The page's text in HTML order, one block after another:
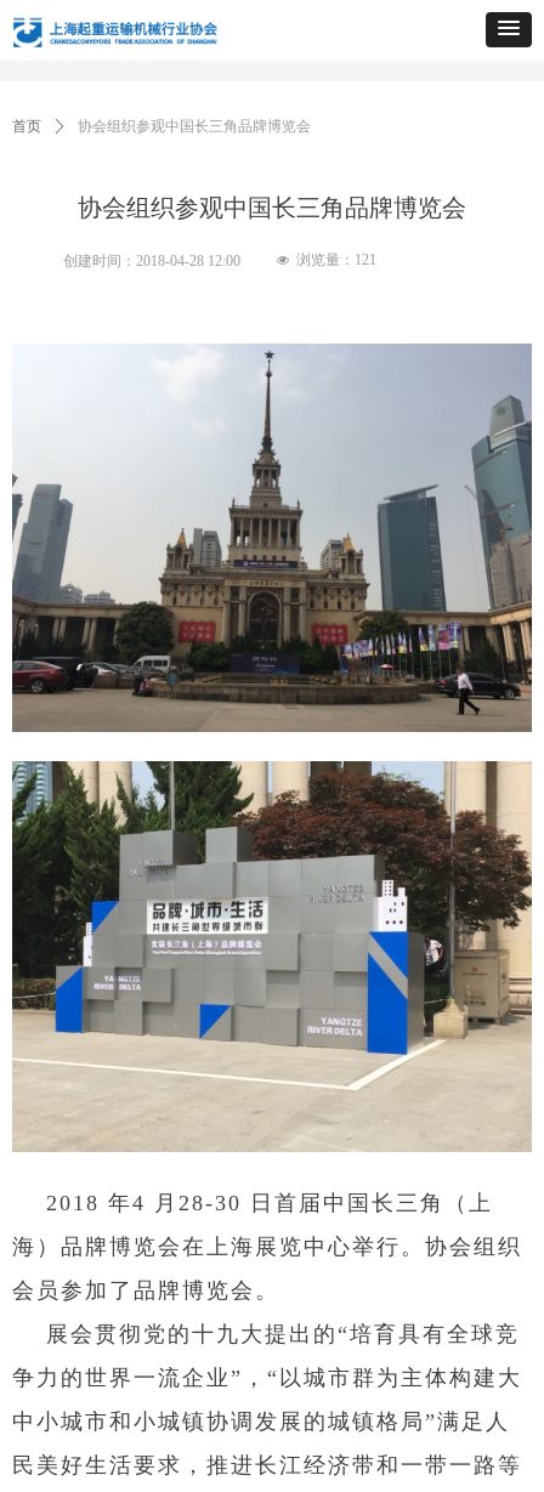
协会组织参观中国长三角品牌博览会
2018 年4 月28-30 日首届中国长三角（上
海）品牌博览会在上海展览中心举行。协会组织
会员参加了品牌博览会。
展会贯彻党的十九大提出的“培育具有全球竞
争力的世界一流企业”，“以城市群为主体构建大
中小城市和小城镇协调发展的城镇格局”满足人
民美好生活要求，推进长江经济带和一带一路等
首页 ꄲ 协会组织参观中国长三角品牌博览会
创建时间： 2018-04-28 12:00 넶 浏览量： 121